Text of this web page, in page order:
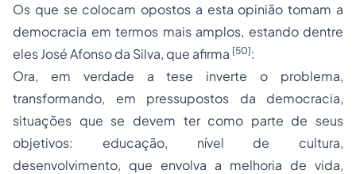
Os que se colocam opostos a esta opinião tomam a
democracia em termos mais amplos, estando dentre
eles José Afonso da Silva, que afirma [50]:
Ora, em verdade a tese inverte o problema,
transformando, em pressupostos da democracia,
situações que se devem ter como parte de seus
objetivos: educação, nível de cultura,
desenvolvimento, que envolva a melhoria de vida,